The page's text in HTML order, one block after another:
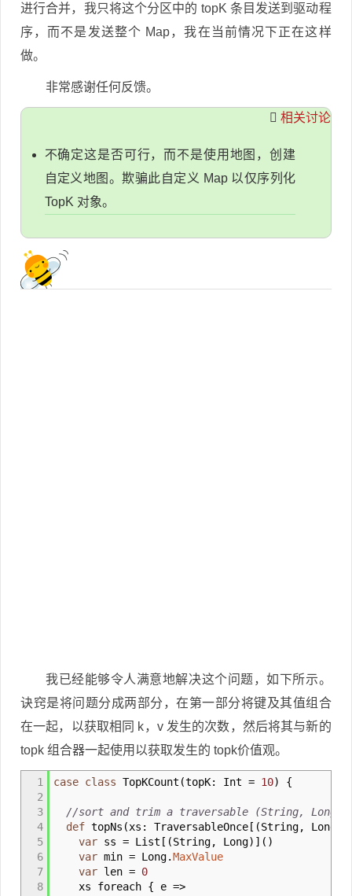
进行合并，我只将这个分区中的 topK 条目发送到驱动程
序，而不是发送整个 Map，我在当前情况下正在这样
做。
非常感谢任何反馈。
相关讨论
不确定这是否可行，而不是使用地图，创建
自定义地图。欺骗此自定义 Map 以仅序列化
TopK 对象。
我已经能够令人满意地解决这个问题，如下所示。
诀窍是将问题分成两部分，在第一部分将键及其值组合
在一起，以获取相同 k，v 发生的次数，然后将其与新的
topk 组合器一起使用以获取发生的 topk价值观。
1
2
3
4
5
6
7
8
case class TopKCount (topK: Int = 10) {
//sort and trim a traversable (String, Long)
def topNs (xs : TraversableOnce [ (String, Long
var ss = List [ (String, Long) ] ( )
var min = Long.MaxValue
var len = 0
xs foreach { e =>